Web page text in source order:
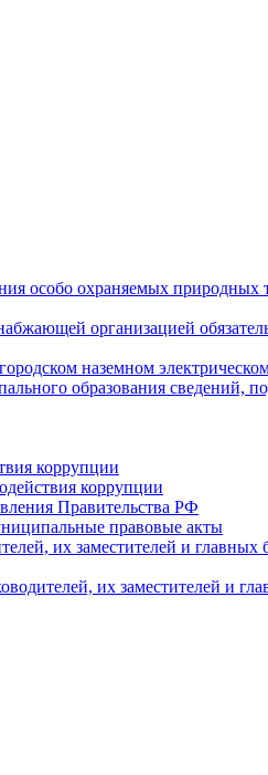
особо охраняемых природных
организацией
наземном
образования сведений,
коррупции
коррупции
Правительства РФ
правовые акты
их заместителей и
их заместителей и